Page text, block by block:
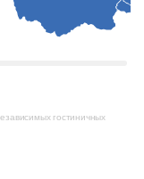
гостиничных